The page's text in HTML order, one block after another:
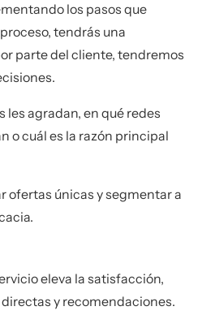
los pasos que
tendrás una
parte del cliente, tendremos
les agradan, en qué redes
o cuál es la razón principal
ofertas únicas y segmentar a
eleva la satisfacción,
y recomendaciones.